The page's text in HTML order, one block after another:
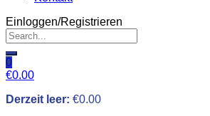
Einloggen/Registrieren
0
€0.00
Derzeit leer: €0.00